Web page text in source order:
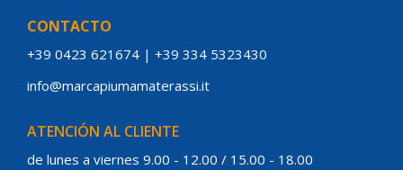
CONTACTO
+39 0423 621674 | +39 334 5323430
info@marcapiumamaterassi.it
ATENCIÓN AL CLIENTE
de lunes a viernes 9.00 - 12.00 / 15.00 - 18.00